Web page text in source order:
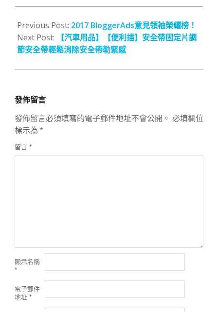
03-
31
Previous Post: 2017 BloggerAds意見領袖榮耀榜！
Next Post:
【汽車用品】【便利插】安全帶固定片調
節安全帶輕鬆消除安全帶勒緊感
發佈留言
發佈留言必須填寫的電子郵件地址不會公開。 必填欄位
標示為 *
留言 *
顯示名稱
*
電子郵件
地址 *